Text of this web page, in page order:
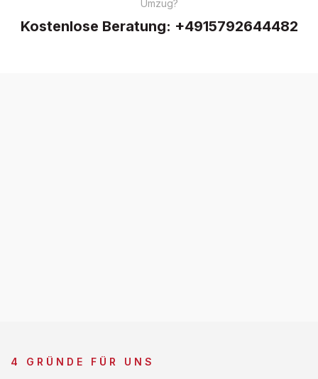
Umzug?
Kostenlose Beratung: +4915792644482
4 GRÜNDE FÜR UNS